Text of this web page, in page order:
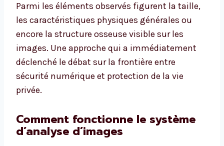
Parmi les éléments observés figurent la taille,
les caractéristiques physiques générales ou
encore la structure osseuse visible sur les
images. Une approche qui a immédiatement
déclenché le débat sur la frontière entre
sécurité numérique et protection de la vie
privée.
Comment fonctionne le système
d’analyse d’images